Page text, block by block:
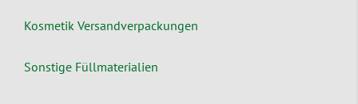
Kosmetik Versandverpackungen
Sonstige Füllmaterialien